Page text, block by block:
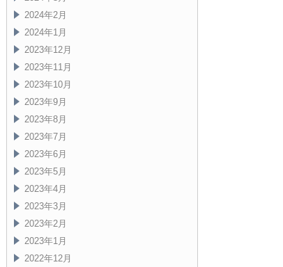
2024年2月
2024年1月
2023年12月
2023年11月
2023年10月
2023年9月
2023年8月
2023年7月
2023年6月
2023年5月
2023年4月
2023年3月
2023年2月
2023年1月
2022年12月